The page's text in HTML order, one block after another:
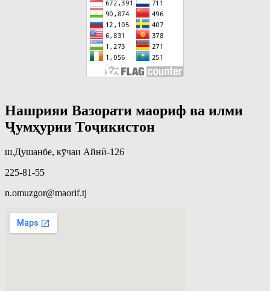
Нашрияи Вазорати маориф ва илми
Ҷумҳурии Тоҷикистон
ш.Душанбе, кӯчаи Айнӣ-126
225-81-55
n.omuzgor@maorif.tj